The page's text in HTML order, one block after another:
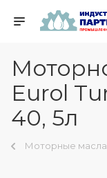
Eurol
40, 5л
Моторные масла